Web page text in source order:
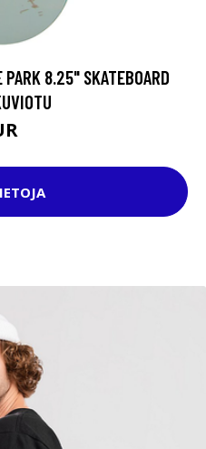
8.25" SKATEBOARD